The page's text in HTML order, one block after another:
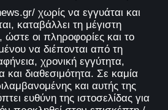
χωρίς να εγγυάται και
καταβάλλει τη μέγιστη
οι πληροφορίες και το
να διέπονται από τη
χρονική εγγύτητα,
και διαθεσιμότητα. Σε καμία
και αυτής της
ευθύνη της ιστοσελίδας για